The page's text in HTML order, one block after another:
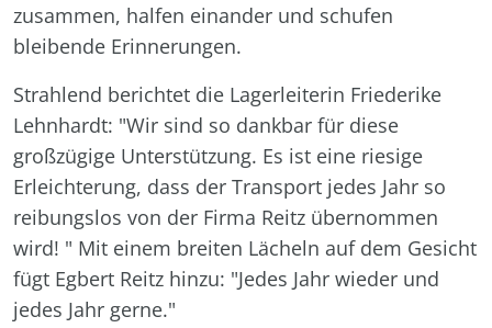
zusammen, halfen einander und schufen
bleibende Erinnerungen.
Strahlend berichtet die Lagerleiterin Friederike
Lehnhardt: "Wir sind so dankbar für diese
großzügige Unterstützung. Es ist eine riesige
Erleichterung, dass der Transport jedes Jahr so
reibungslos von der Firma Reitz übernommen
wird! " Mit einem breiten Lächeln auf dem Gesicht
fügt Egbert Reitz hinzu: "Jedes Jahr wieder und
jedes Jahr gerne."